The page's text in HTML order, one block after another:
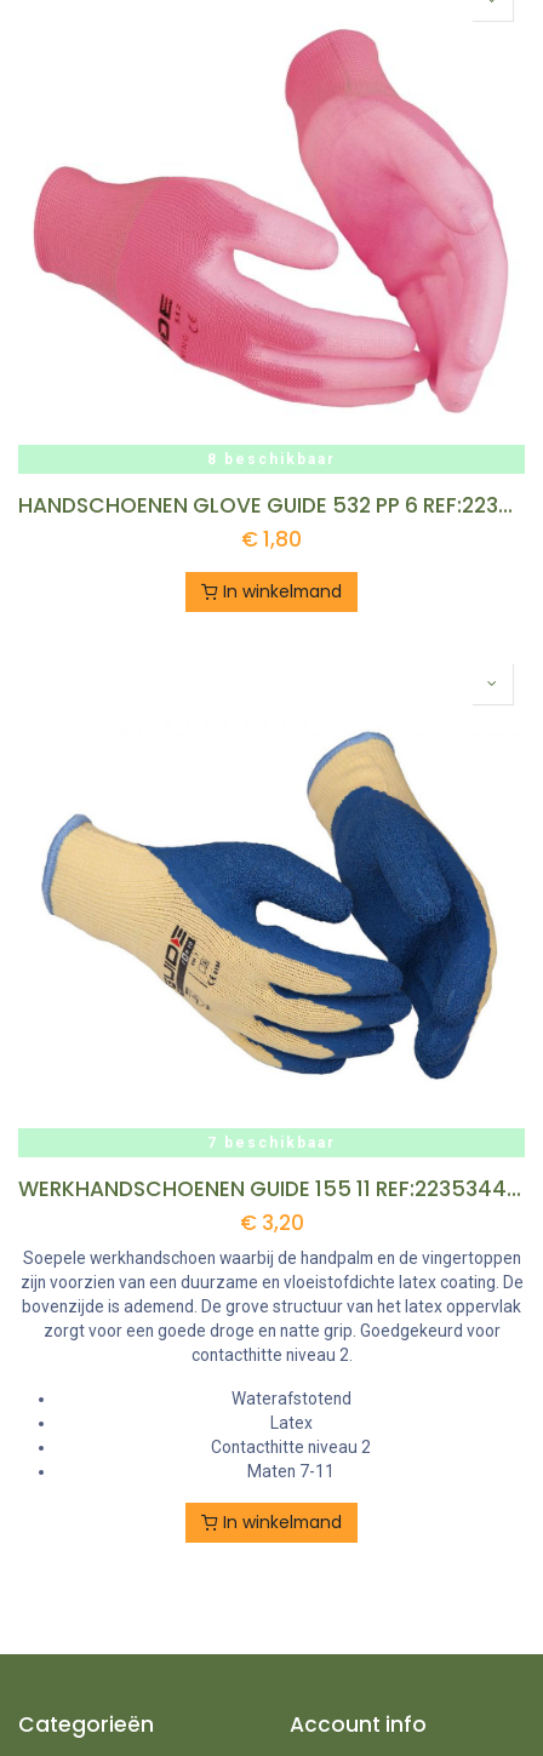
8 beschikbaar
HANDSCHOENEN GLOVE GUIDE 532 PP 6 REF:223602327 GUIDE
€1,80
In winkelmand
7 beschikbaar
WERKHANDSCHOENEN GUIDE 155 11 REF:223534440 GUIDE
€ 3,20
Soepele werkhandschoen waarbij de handpalm en de vingertoppen
zijn voorzien van een duurzame en vloeistofdichte latex coating. De
bovenzijde is ademend. De grove structuur van het latex oppervlak
zorgt voor een goede droge en natte grip. Goedgekeurd voor
contacthitte niveau 2.
Waterafstotend
Latex
Contacthitte niveau 2
Maten 7-11
In winkelmand
Categorieën Account info